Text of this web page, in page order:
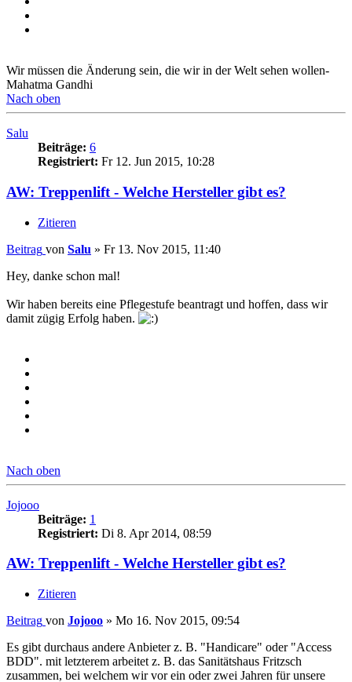
Wir müssen die Änderung sein, die wir in der Welt sehen wollen-
Mahatma Gandhi
Nach oben
Salu
Beiträge: 6
Registriert: Fr 12. Jun 2015, 10:28
AW: Treppenlift - Welche Hersteller gibt es?
Zitieren
Beitrag von Salu » Fr 13. Nov 2015, 11:40
Hey, danke schon mal!
Wir haben bereits eine Pflegestufe beantragt und hoffen, dass wir
damit zügig Erfolg haben.
Nach oben
Jojooo
Beiträge: 1
Registriert: Di 8. Apr 2014, 08:59
AW: Treppenlift - Welche Hersteller gibt es?
Zitieren
Beitrag von Jojooo » Mo 16. Nov 2015, 09:54
Es gibt durchaus andere Anbieter z. B. "Handicare" oder "Access
BDD". mit letzterem arbeitet z. B. das Sanitätshaus Fritzsch
zusammen, bei welchem wir vor ein oder zwei Jahren für unsere